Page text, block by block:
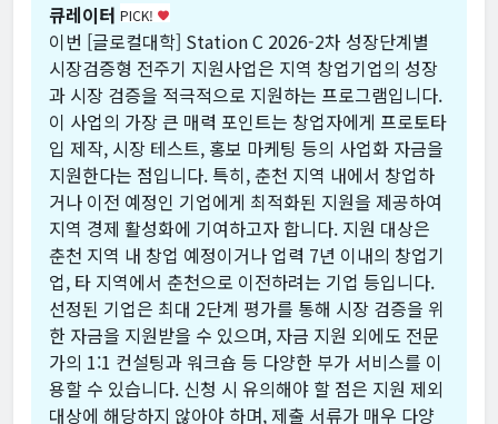
큐레이터 PICK! favorite
이번 [글로컬대학] Station C 2026-2차 성장단계별
시장검증형 전주기 지원사업은 지역 창업기업의 성장
과 시장 검증을 적극적으로 지원하는 프로그램입니다.
이 사업의 가장 큰 매력 포인트는 창업자에게 프로토타
입 제작, 시장 테스트, 홍보 마케팅 등의 사업화 자금을
지원한다는 점입니다. 특히, 춘천 지역 내에서 창업하
거나 이전 예정인 기업에게 최적화된 지원을 제공하여
지역 경제 활성화에 기여하고자 합니다. 지원 대상은
춘천 지역 내 창업 예정이거나 업력 7년 이내의 창업기
업, 타 지역에서 춘천으로 이전하려는 기업 등입니다.
선정된 기업은 최대 2단계 평가를 통해 시장 검증을 위
한 자금을 지원받을 수 있으며, 자금 지원 외에도 전문
가의 1:1 컨설팅과 워크숍 등 다양한 부가 서비스를 이
용할 수 있습니다. 신청 시 유의해야 할 점은 지원 제외
대상에 해당하지 않아야 하며, 제출 서류가 매우 다양